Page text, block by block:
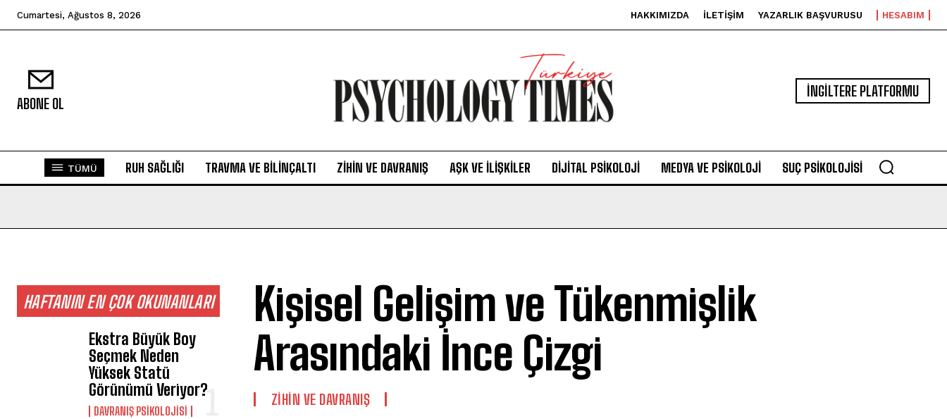
Cumartesi, Ağustos 8, 2026 HAKKIMIZDA İLETIŞIM YAZARLIK BAŞVURUSU HESABIM
ABONE OL
İNGİLTERE PLATFORMU
TÜMÜ RUH SAĞLIĞI TRAVMA VE BILINÇALTI ZIHIN VE DAVRANIŞ AŞK VE İLIŞKILER DIJITAL PSIKOLOJI MEDYA VE PSIKOLOJI SUÇ PSIKOLOJISI
HAFTANIN EN ÇOK OKUNANLARI
Ekstra Büyük Boy
Seçmek Neden
Yüksek Statü
Görünümü Veriyor?
DAVRANIŞ PSIKOLOJISI
Kişisel Gelişim ve Tükenmişlik
Arasındaki İnce Çizgi
⁠ZIHIN VE DAVRANIŞ